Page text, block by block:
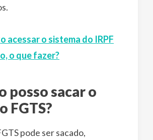
acessar o sistema do IRPF
o que fazer?
posso sacar o
FGTS?
pode ser sacado,